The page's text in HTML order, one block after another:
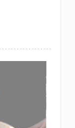
NOUVELLE